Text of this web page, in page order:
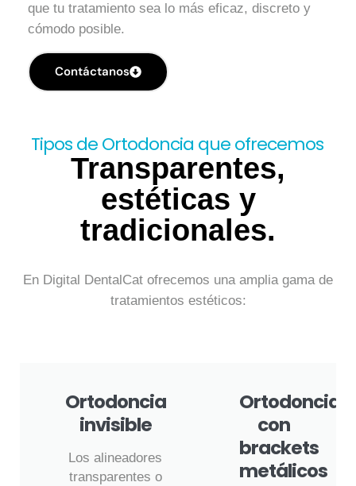
que tu tratamiento sea lo más eficaz, discreto y
cómodo posible.
Contáctanos
Tipos de Ortodoncia que ofrecemos
Transparentes,
estéticas y
tradicionales.
En Digital DentalCat ofrecemos una amplia gama de
tratamientos estéticos:
Ortodoncia
invisible
Los alineadores
transparentes o
Ortodoncia
con
brackets
metálicos